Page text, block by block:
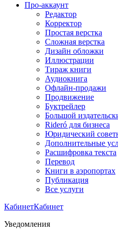
Про-аккаунт
Редактор
Корректор
Простая верстка
Сложная верстка
Дизайн обложки
Иллюстрации
Тираж книги
Аудиокнига
Офлайн-продажи
Продвижение
Буктрейлер
Большой
Rideró для бизнеса
Юридический
Дополнительные
Расшифровка текста
Перевод
Книги в аэропортах
Публикация
Все услуги
КабинетКабинет
Уведомления